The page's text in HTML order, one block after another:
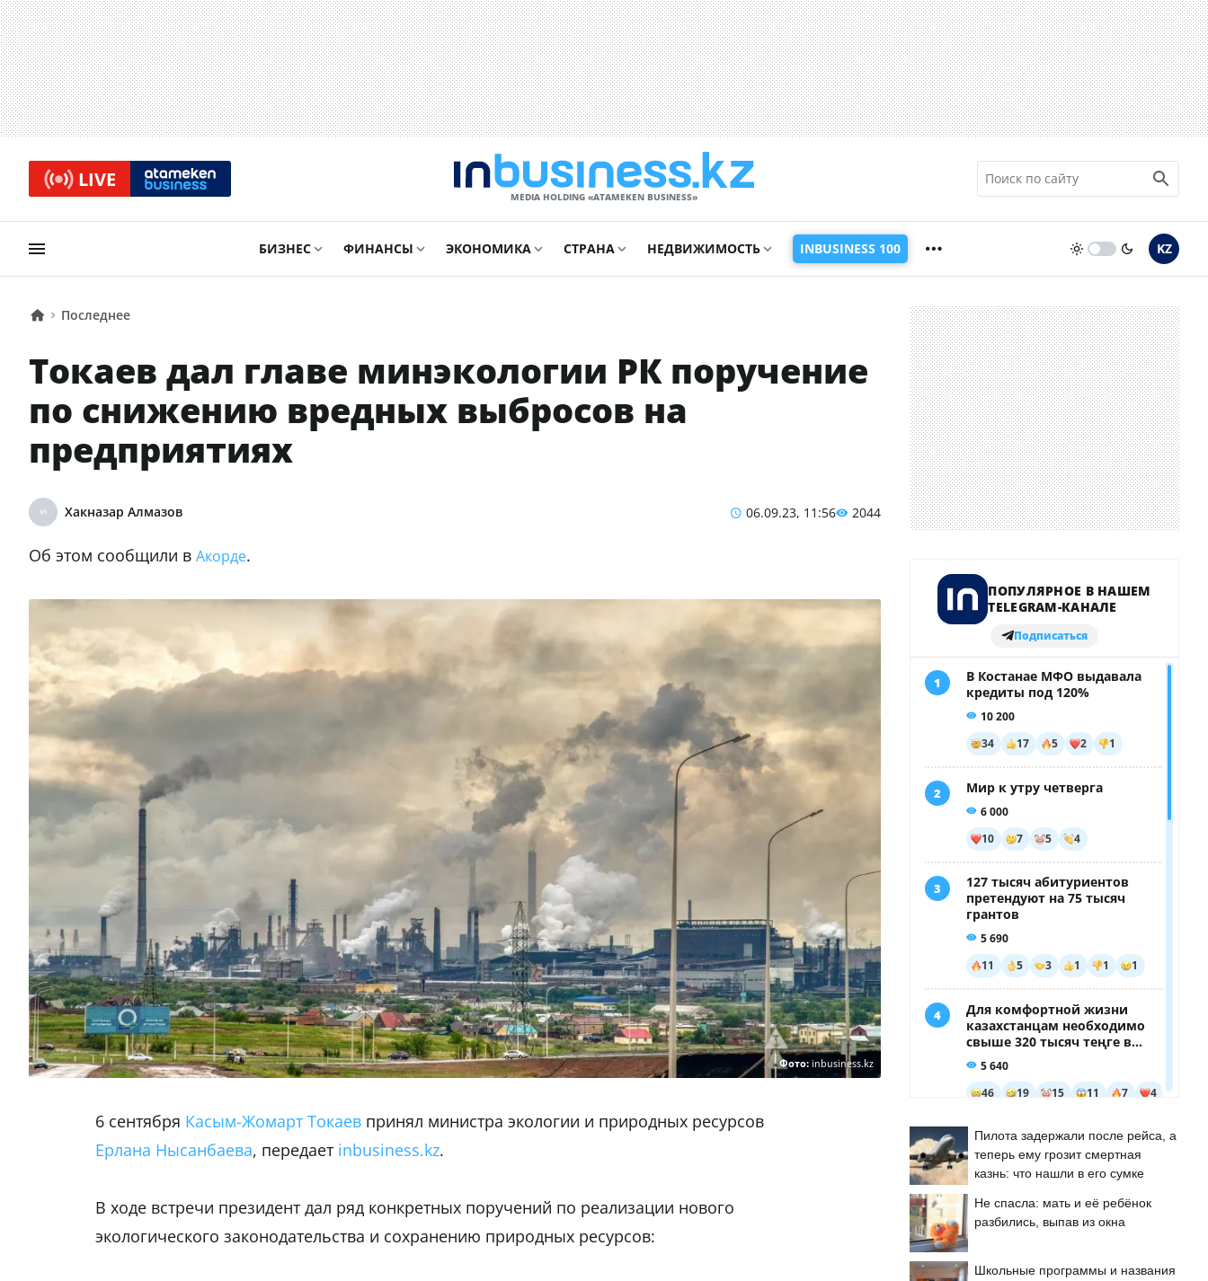
LIVE
MEDIA HOLDING «ATAMEKЕN BUSINESS»
БИЗНЕС ФИНАНСЫ ЭКОНОМИКА СТРАНА НЕДВИЖИМОСТЬ INBUSINESS 100 KZ
Последнее
Токаев дал главе минэкологии РК поручение
по снижению вредных выбросов на
предприятиях
Хакназар Алмазов 06.09.23, 11:56 2044
Об этом сообщили в Акорде.
Фото: inbusiness.kz
6 сентября Касым-Жомарт Токаев принял министра экологии и природных ресурсов
Ерлана Нысанбаева, передает inbusiness.kz.
В ходе встречи президент дал ряд конкретных поручений по реализации нового
экологического законодательства и сохранению природных ресурсов:
Пилота задержали после рейса, а
теперь ему грозит смертная
казнь: что нашли в его сумке
Не спасла: мать и её ребёнок
разбились, выпав из окна
Школьные программы и названия